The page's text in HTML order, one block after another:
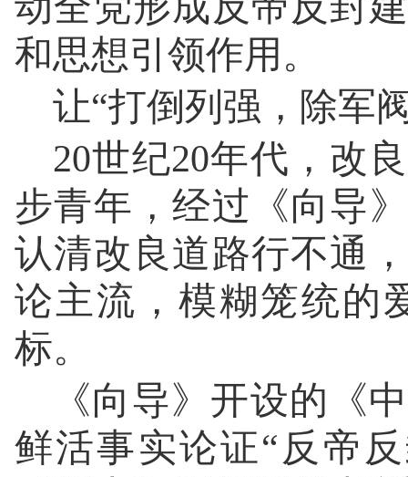
和思想引领作用。
让“打倒列强，除军
20世纪20年代，改
步青年，经过《向导
认清改良道路行不通
论主流，模糊笼统的
标。
《向导》开设的《
鲜活事实论证“反帝